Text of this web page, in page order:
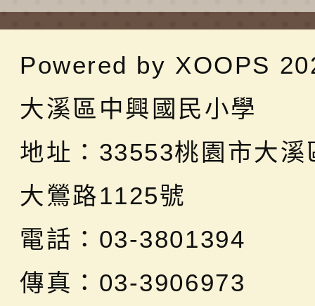
Powered by XOOPS
大溪區中興國民小學
地址： 33553桃園市大溪
大鶯路1125號
電話：03-3801394
傳真：03-3906973